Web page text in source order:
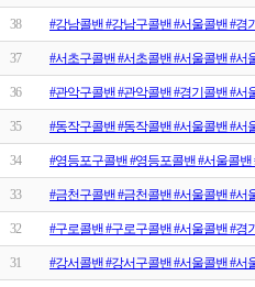
38 #강남콜밴 #강남구콜밴 #서울콜밴 #
37 #서초구콜밴 #서초콜밴 #서울콜밴 #
36 #관악구콜밴 #관악콜밴 #경기콜밴 #
35 #동작구콜밴 #동작콜밴 #서울콜밴 #
34 #영등포구콜밴 #영등포콜밴 #서울콜
33 #금천구콜밴 #금천콜밴 #서울콜밴 #
32 #구로콜밴 #구로구콜밴 #서울콜밴 #
31 #강서콜밴 #강서구콜밴 #서울콜밴 #